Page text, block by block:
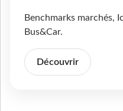
Benchmarks marchés,
Bus&Car.
Découvrir